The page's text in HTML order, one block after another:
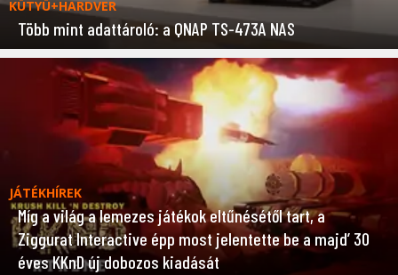
KÜTYÜ+HARDVER
Több mint adattároló: a QNAP TS-473A NAS
JÁTÉKHÍREK
Míg a világ a lemezes játékok eltűnésétől tart, a
Ziggurat Interactive épp most jelentette be a majd’ 30
éves KKnD új dobozos kiadását